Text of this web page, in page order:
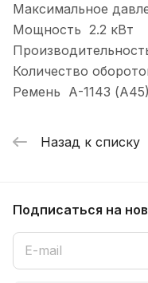
Максимальное
Мощность 2.2 кВт
Количество
Ремень А-1143 (А45)
Назад к списку
Подписаться на